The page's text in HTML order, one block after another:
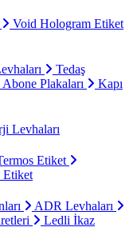
Void Hologram Etiket
Tedaş
Abone Plakaları
Kapı
Levhaları
Etiket
Etiket
ADR Levhaları
Ledli İkaz